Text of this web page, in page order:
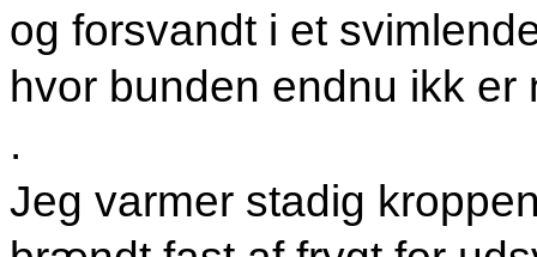
og forsvandt i et
hvor bunden endnu ikk er
.
Jeg varmer stadig